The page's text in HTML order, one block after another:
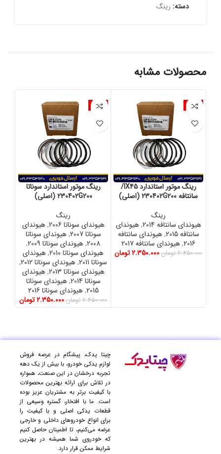
دسته: رینگ
محصولات مشابه
-4%
رینگ موتور استاندارد IX45/
سانتافه 230402G200 (اصلی)
رینگ
هیوندای سانتافه 2014
,هیوندای
سانتافه 2015
,هیوندای سانتافه
2016
,هیوندای سانتافه 2017
2.450.000 تومان 2.350.000تومان
-4%
رینگ موتور استاندارد سوناتا
230402G200 (اصلی)
رینگ
هیوندای سوناتا 2006
,هیوندای
سوناتا 2007
,هیوندای سوناتا
2008
,هیوندای سوناتا 2009
,
هیوندای سوناتا 2010
,هیوندای
سوناتا 2011
,هیوندای سوناتا 2012
,
هیوندای سوناتا 2013
,هیوندای
سوناتا 2014
,هیوندای سوناتا
2015
,هیوندای سوناتا 2016
2.450.000 تومان 2.350.000تومان
چیتا یدک، پیشگام در عرصه فروش
لوازم یدکی خودرو، با بیش از یک دهه
تجربه درخشان در این صنعت، همواره
در تلاش برای ارائه بهترین محصولات
با کیفیت برتر به مشتریان عزیز بوده
است. ما با افتخار، گستره وسیعی از
قطعات یدکی اصلی و با کیفیت را
برای انواع خودروهای داخلی و خارجی
عرضه می‌کنیم، تا اطمینان حاصل کنیم
که خودروی شما همیشه در بهترین
شرایط ممکن قرار دارد.